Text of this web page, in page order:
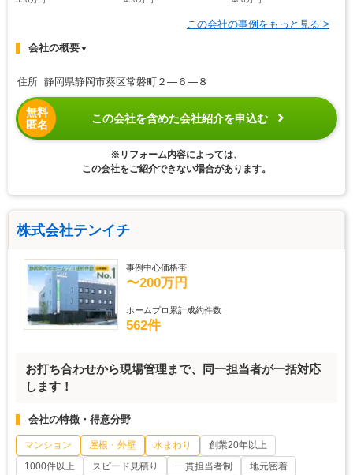
この会社の事例をもっと見る >
会社の概要▼
住所 静岡県静岡市葵区常磐町２―６―８
無料
匿名
この会社を含めた会社紹介を申込む
※リフォーム内容によっては、
この会社をご紹介できない場合があります。
株式会社テンイチ
事例中心価格帯
〜200万円
ホームプロ累計成約件数
562件
お打ち合わせから現場管理まで、同一担当者が一括対応
します！
会社の特徴・得意分野
マンション 屋根・外壁 水まわり
創業20年以上
1000件以上
スピード見積り 一貫担当者制 地元密着